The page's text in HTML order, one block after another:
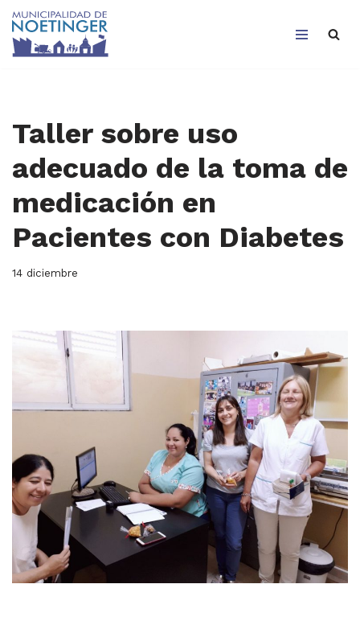
Saltar
Taller sobre uso
adecuado de la toma de
medicación en
Pacientes con Diabetes
14 diciembre